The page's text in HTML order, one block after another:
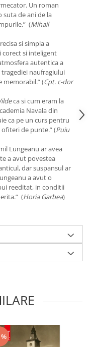
Un roman
suta de ani de la
(Mihail
si simpla a
si inteligent
autentica a
naufragiului
memorabil.” (Cpt. c-dor
ca si cum eram la
Navala din
ca pe un curs pentru
de punte.” (Puiu
Lungeanu ar avea
a avut povestea
dar suspansul ar
a avut o
reeditat, in conditii
(Horia Garbea)